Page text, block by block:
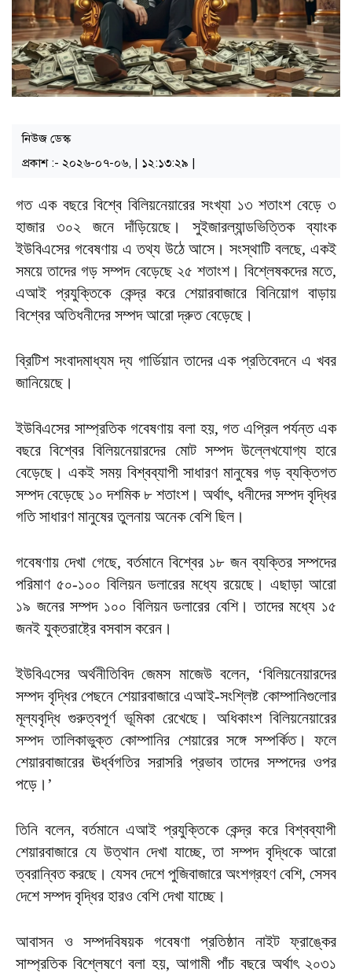
নিউজ ডেস্ক
প্রকাশ :- ২০২৬-০৭-০৬, | ১২:১৩:২৯ |
গত এক বছরে বিশ্বে বিলিয়নেয়ারের সংখ্যা ১৩ শতাংশ বেড়ে ৩
হাজার ৩০২ জনে দাঁড়িয়েছে। সুইজারল্যান্ডভিত্তিক ব্যাংক
ইউবিএসের গবেষণায় এ তথ্য উঠে আসে। সংস্থাটি বলছে, একই
সময়ে তাদের গড় সম্পদ বেড়েছে ২৫ শতাংশ। বিশ্লেষকদের মতে,
এআই প্রযুক্তিকে কেন্দ্র করে শেয়ারবাজারে বিনিয়োগ বাড়ায়
বিশ্বের অতিধনীদের সম্পদ আরো দ্রুত বেড়েছে।
ব্রিটিশ সংবাদমাধ্যম দ্য গার্ডিয়ান তাদের এক প্রতিবেদনে এ খবর
জানিয়েছে।
ইউবিএসের সাম্প্রতিক গবেষণায় বলা হয়, গত এপ্রিল পর্যন্ত এক
বছরে বিশ্বের বিলিয়নেয়ারদের মোট সম্পদ উল্লেখযোগ্য হারে
বেড়েছে। একই সময় বিশ্বব্যাপী সাধারণ মানুষের গড় ব্যক্তিগত
সম্পদ বেড়েছে ১০ দশমিক ৮ শতাংশ। অর্থাৎ, ধনীদের সম্পদ বৃদ্ধির
গতি সাধারণ মানুষের তুলনায় অনেক বেশি ছিল।
গবেষণায় দেখা গেছে, বর্তমানে বিশ্বের ১৮ জন ব্যক্তির সম্পদের
পরিমাণ ৫০-১০০ বিলিয়ন ডলারের মধ্যে রয়েছে। এছাড়া আরো
১৯ জনের সম্পদ ১০০ বিলিয়ন ডলারের বেশি। তাদের মধ্যে ১৫
জনই যুক্তরাষ্ট্রে বসবাস করেন।
ইউবিএসের অর্থনীতিবিদ জেমস মাজেউ বলেন, ‘বিলিয়নেয়ারদের
সম্পদ বৃদ্ধির পেছনে শেয়ারবাজারে এআই-সংশ্লিষ্ট কোম্পানিগুলোর
মূল্যবৃদ্ধি গুরুত্বপূর্ণ ভূমিকা রেখেছে। অধিকাংশ বিলিয়নেয়ারের
সম্পদ তালিকাভুক্ত কোম্পানির শেয়ারের সঙ্গে সম্পর্কিত। ফলে
শেয়ারবাজারের ঊর্ধ্বগতির সরাসরি প্রভাব তাদের সম্পদের ওপর
পড়ে।’
তিনি বলেন, বর্তমানে এআই প্রযুক্তিকে কেন্দ্র করে বিশ্বব্যাপী
শেয়ারবাজারে যে উত্থান দেখা যাচ্ছে, তা সম্পদ বৃদ্ধিকে আরো
ত্বরান্বিত করছে। যেসব দেশে পুজিবাজারে অংশগ্রহণ বেশি, সেসব
দেশে সম্পদ বৃদ্ধির হারও বেশি দেখা যাচ্ছে।
আবাসন ও সম্পদবিষয়ক গবেষণা প্রতিষ্ঠান নাইট ফ্রাঙ্কের
সাম্প্রতিক বিশ্লেষণে বলা হয়, আগামী পাঁচ বছরে অর্থাৎ ২০৩১